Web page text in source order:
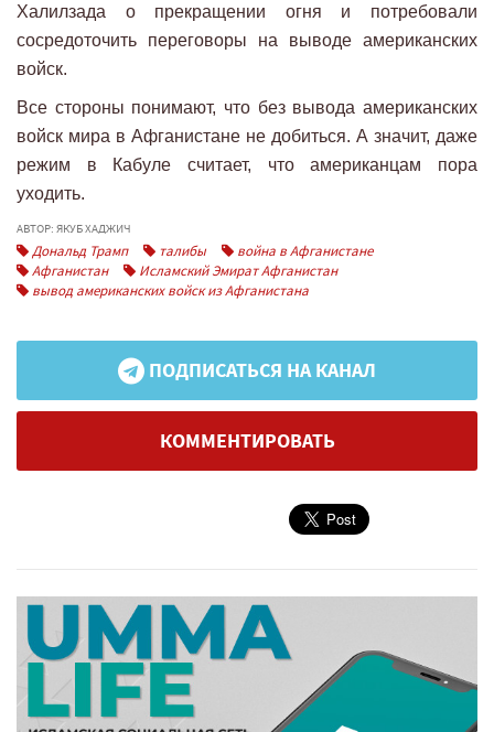
Халилзада о прекращении огня и потребовали
сосредоточить переговоры на выводе американских
войск.
Все стороны понимают, что без вывода американских
войск мира в Афганистане не добиться. А значит, даже
режим в Кабуле считает, что американцам пора
уходить.
АВТОР: ЯКУБ ХАДЖИЧ
Дональд Трамп талибы
война в Афганистане
Афганистан
Исламский Эмират Афганистан
вывод американских войск из Афганистана
ПОДПИСАТЬСЯ НА КАНАЛ
КОММЕНТИРОВАТЬ